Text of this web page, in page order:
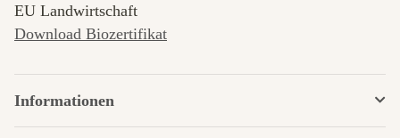
EU Landwirtschaft
Download Biozertifikat
Informationen